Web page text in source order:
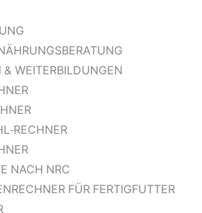
WEITERBILDUNGEN
RECHNER
NACH NRC
FÜR FERTIGFUTTER